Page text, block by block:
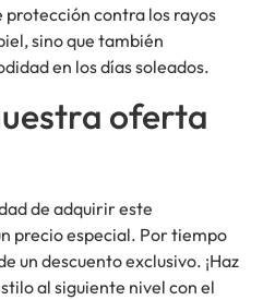
contra los rayos
sino que también
en los días soleados.
oferta
de adquirir este
precio especial. Por tiempo
un descuento exclusivo. ¡Haz
al siguiente nivel con el